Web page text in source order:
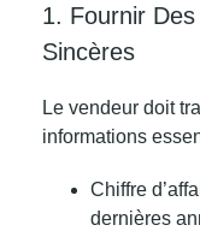
1. Fournir
Sincères
Le vendeur doit
informations
Chiffre
dernières